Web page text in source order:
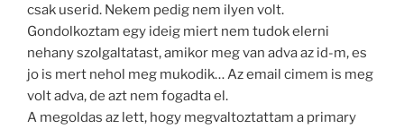
csak userid. Nekem pedig nem ilyen volt.
Gondolkoztam egy ideig miert nem tudok elerni
nehany szolgaltatast, amikor meg van adva az id-m, es
jo is mert nehol meg mukodik… Az email cimem is meg
volt adva, de azt nem fogadta el.
A megoldas az lett, hogy megvaltoztattam a primary